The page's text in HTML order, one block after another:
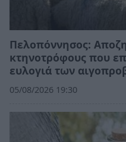
Πελοπόννησος:
κτηνοτρόφους που
ευλογιά των
05/08/2026 19:30